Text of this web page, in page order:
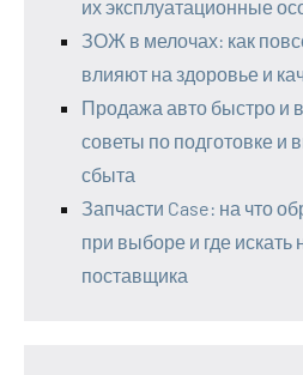
их эксплуатационные
ЗОЖ в мелочах: как
влияют на здоровье и
Продажа авто быстро и
советы по подготовке и
сбыта
Запчасти Case: на что
при выборе и где искать
поставщика